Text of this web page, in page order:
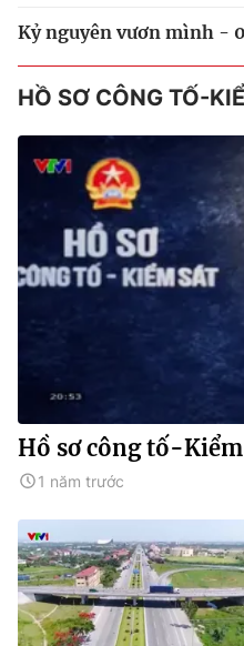
Kỷ nguyên vươn mình -
HỒ SƠ CÔNG TỐ-
Hồ sơ công tố-
1 năm trước